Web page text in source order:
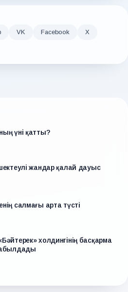
VK Facebook X
үні қатты?
жандар қалай дауыс
салмағы арта түсті
холдингінің басқарма